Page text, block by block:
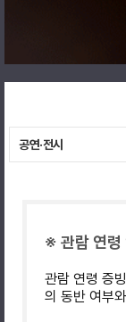
공연·전시
※ 관람 연령
관람 연령 증
의 동반 여부